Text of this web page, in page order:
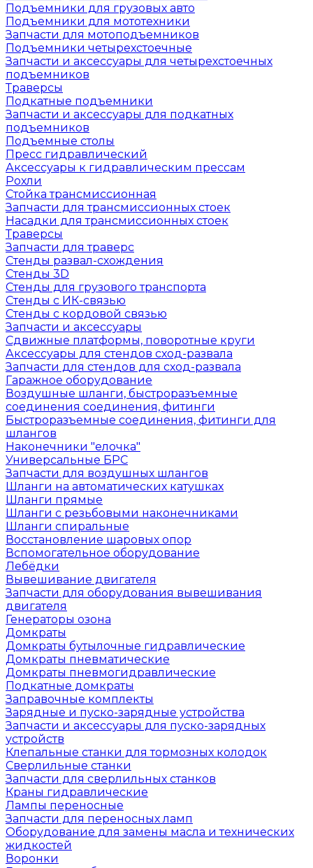
Подъемники для грузовых авто
Подъемники для мототехники
Запчасти для мотоподъемников
Подъемники четырехстоечные
Запчасти и аксессуары для четырехстоечных
подъемников
Траверсы
Подкатные подъемники
Запчасти и аксессуары для подкатных
подъемников
Подъемные столы
Пресс гидравлический
Аксессуары к гидравлическим прессам
Рохли
Стойка трансмиссионная
Запчасти для трансмиссионных стоек
Насадки для трансмиссионных стоек
Траверсы
Запчасти для траверс
Стенды развал-схождения
Стенды 3D
Стенды для грузового транспорта
Стенды с ИК-связью
Стенды с кордовой связью
Запчасти и аксессуары
Сдвижные платформы, поворотные круги
Аксессуары для стендов сход-развала
Запчасти для стендов для сход-развала
Гаражное оборудование
Воздушные шланги, быстроразъемные
соединения соединения, фитинги
Быстроразъемные соединения, фитинги для
шлангов
Наконечники "елочка"
Универсальные БРС
Запчасти для воздушных шлангов
Шланги на автоматических катушках
Шланги прямые
Шланги с резьбовыми наконечниками
Шланги спиральные
Восстановление шаровых опор
Вспомогательное оборудование
Лебёдки
Вывешивание двигателя
Запчасти для оборудования вывешивания
двигателя
Генераторы озона
Домкраты
Домкраты бутылочные гидравлические
Домкраты пневматические
Домкраты пневмогидравлические
Подкатные домкраты
Заправочные комплекты
Зарядные и пуско-зарядные устройства
Запчасти и аксессуары для пуско-зарядных
устройств
Клепальные станки для тормозных колодок
Сверлильные станки
Запчасти для сверлильных станков
Краны гидравлические
Лампы переносные
Запчасти для переносных ламп
Оборудование для замены масла и технических
жидкостей
Воронки